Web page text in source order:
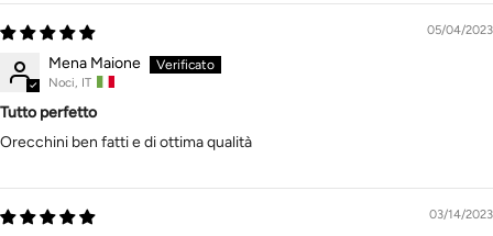
05/04/2023
Mena Maione
Noci, IT
Tutto perfetto
Orecchini ben fatti e di ottima qualità
03/14/2023